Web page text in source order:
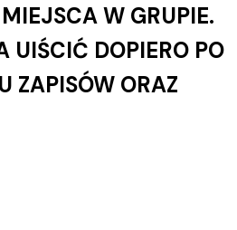
W GRUPIE.
UIŚCIĆ DOPIERO PO
ZAPISÓW ORAZ